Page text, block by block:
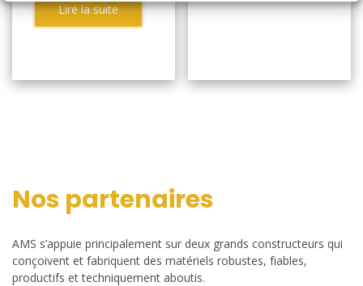
Lire la suite
Nos partenaires
AMS s’appuie principalement sur deux grands constructeurs qui
conçoivent et fabriquent des matériels robustes, fiables,
productifs et techniquement aboutis.